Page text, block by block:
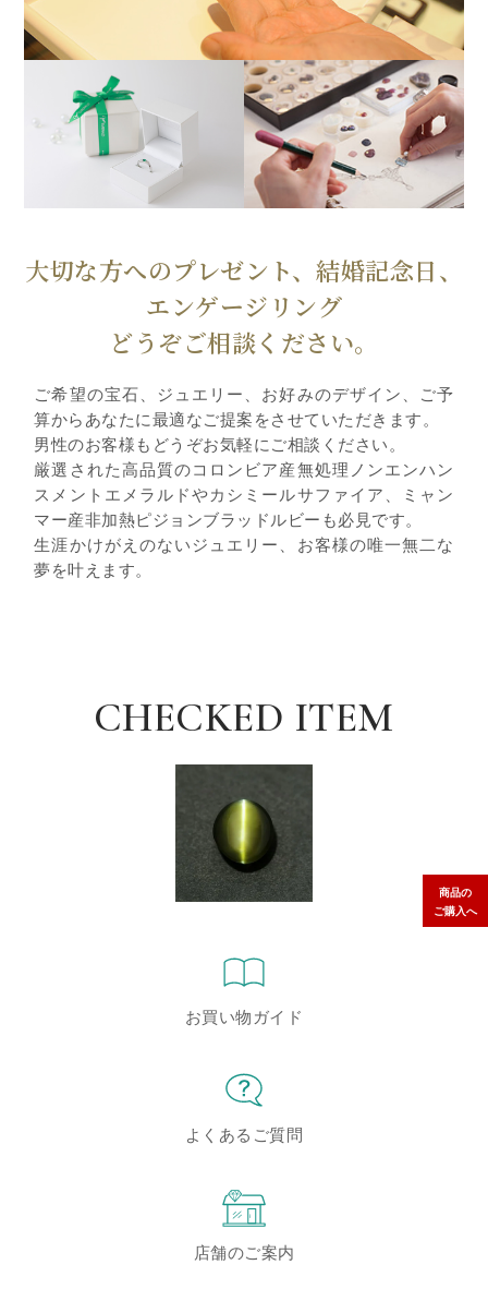
大切な方へのプレゼント、結婚記念日、
エンゲージリング
どうぞご相談ください。
ご希望の宝石、ジュエリー、お好みのデザイン、ご予
算からあなたに最適なご提案をさせていただきます。
男性のお客様もどうぞお気軽にご相談ください。
厳選された高品質のコロンビア産無処理ノンエンハン
スメントエメラルドやカシミールサファイア、ミャン
マー産非加熱ピジョンブラッドルビーも必見です。
生涯かけがえのないジュエリー、お客様の唯一無二な
夢を叶えます。
商品の
ご購入へ
CHECKED ITEM
お買い物ガイド
よくあるご質問
店舗のご案内